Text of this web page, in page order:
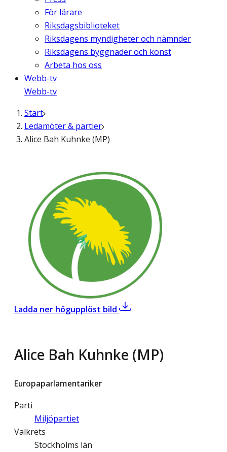
För lärare
Riksdagsbiblioteket
Riksdagens myndigheter och nämnder
Riksdagens byggnader och konst
Arbeta hos oss
Webb-tv
Webb-tv
Start
Ledamöter & partier
Alice Bah Kuhnke (MP)
Ladda ner högupplöst bild ,Alice Bah Kuhnke (MP)
Alice Bah Kuhnke (MP)
Europaparlamentariker
Parti
Miljöpartiet
Valkrets
Stockholms län